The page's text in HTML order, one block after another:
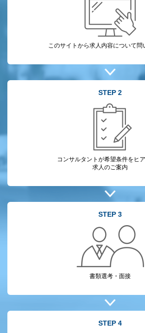
このサイトから求人内容について問
STEP 2
コンサルタントが希望条件をヒ
求人のご案内
STEP 3
書類選考・面接
STEP 4